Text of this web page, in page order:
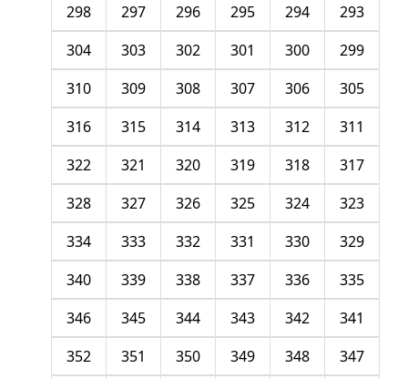
293
294
295
296
297
298
299
300
301
302
303
304
305
306
307
308
309
310
311
312
313
314
315
316
317
318
319
320
321
322
323
324
325
326
327
328
329
330
331
332
333
334
335
336
337
338
339
340
341
342
343
344
345
346
347
348
349
350
351
352